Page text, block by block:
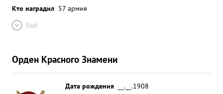
Кто наградил 57 армия
Ещё
Орден Красного Знамени
Дата рождения
__.__.1908